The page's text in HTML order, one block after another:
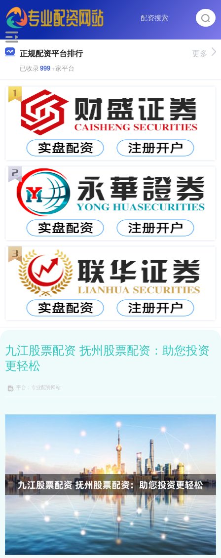
正规配资平台排行
已收录999+家平台
更多
九江股票配资 抚州股票配资：助您投资
更轻松
平台：专业配资网站